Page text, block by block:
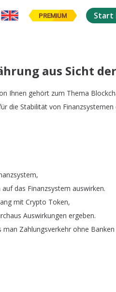
PREMIUM Start
aus Sicht
Ihnen gehört zum Thema
die Stabilität von Finanzsystemen
,
auf das Finanzsystem auswirken.
mit Crypto Token,
Auswirkungen ergeben.
man Zahlungsverkehr ohne Banken